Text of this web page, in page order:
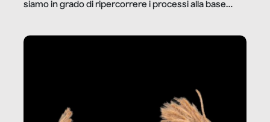
siamo in grado di ripercorrere i processi alla base
dietro gli oggetti e i servizi che fanno la nostra vita